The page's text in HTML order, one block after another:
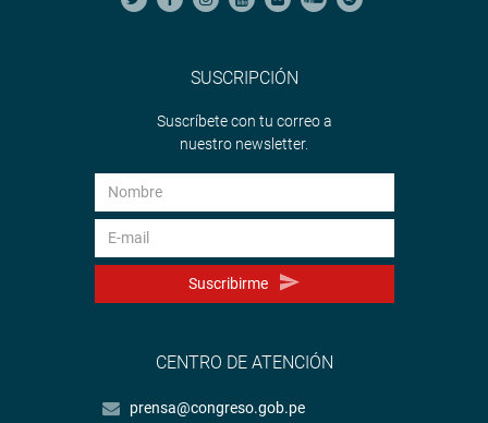
SUSCRIPCIÓN
Suscríbete con tu correo a
nuestro newsletter.
Suscribirme
CENTRO DE ATENCIÓN
prensa@congreso.gob.pe